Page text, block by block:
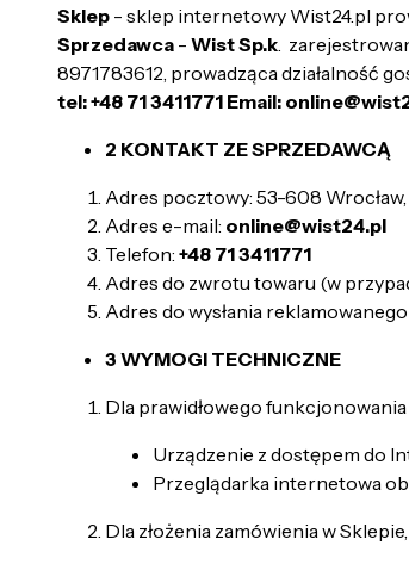
Sklep - sklep internetowy Wist24.pl
Sprzedawca - Wist Sp.k .
8971783612, prowadząca działalność
tel: +48 71 3411771 Email:
2 KONTAKT ZE SPRZEDAWCĄ
Adres pocztowy: 53-608
Adres e-mail: online@wist24.pl
Telefon: +48 71 3411771
Adres do zwrotu towaru (w
Adres do wysłania
3 WYMOGI TECHNICZNE
Dla prawidłowego
Urządzenie z dostępem do
Przeglądarka internetowa
Dla złożenia zamówienia w